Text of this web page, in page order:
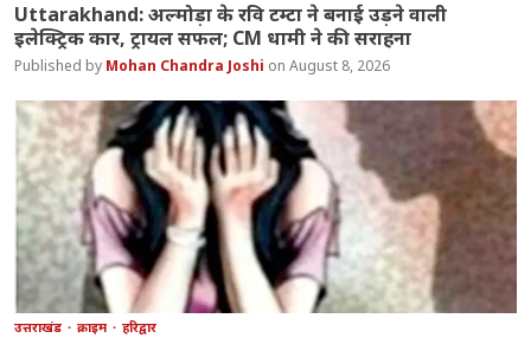
Uttarakhand: अल्मोड़ा के रवि टम्टा ने बनाई उड़ने वाली
इलेक्ट्रिक कार, ट्रायल सफल; CM धामी ने की सराहना
Mohan Chandra Joshi August 8, 2026
उत्तराखंड क्राइम हरिद्वार